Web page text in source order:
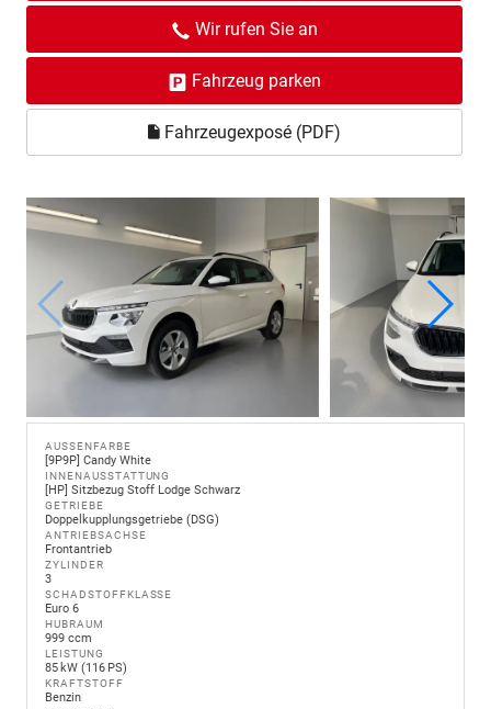
Wir rufen Sie an
Fahrzeug parken
Fahrzeugexposé (PDF)
AUSSENFARBE
[9P9P] Candy White
INNENAUSSTATTUNG
[HP] Sitzbezug Stoff Lodge Schwarz
GETRIEBE
Doppelkupplungsgetriebe (DSG)
ANTRIEBSACHSE
Frontantrieb
ZYLINDER
3
SCHADSTOFFKLASSE
Euro 6
HUBRAUM
999 ccm
LEISTUNG
85 kW (116 PS)
KRAFTSTOFF
Benzin